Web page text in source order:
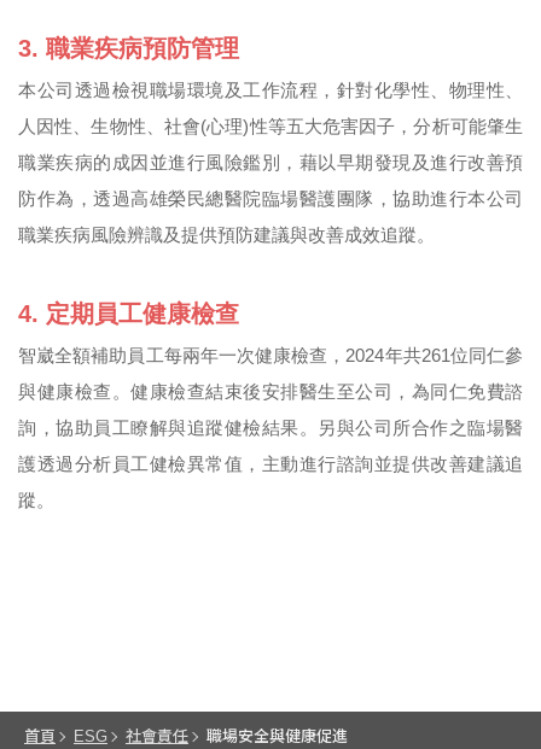
3. 職業疾病預防管理
本公司透過檢視職場環境及工作流程，針對化學性、物理性、
人因性、生物性、社會(心理)性等五大危害因子，分析可能肇生
職業疾病的成因並進行風險鑑別，藉以早期發現及進行改善預
防作為，透過高雄榮民總醫院臨場醫護團隊，協助進行本公司
職業疾病風險辨識及提供預防建議與改善成效追蹤。
4. 定期員工健康檢查
智崴全額補助員工每兩年一次健康檢查，2024年共261位同仁參
與健康檢查。健康檢查結束後安排醫生至公司，為同仁免費諮
詢，協助員工瞭解與追蹤健檢結果。另與公司所合作之臨場醫
護透過分析員工健檢異常值，主動進行諮詢並提供改善建議追
蹤。
首頁 ESG 社會責任 職場安全與健康促進